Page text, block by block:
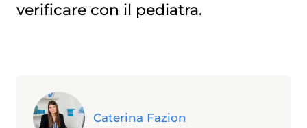
verificare con il pediatra.
Caterina Fazion